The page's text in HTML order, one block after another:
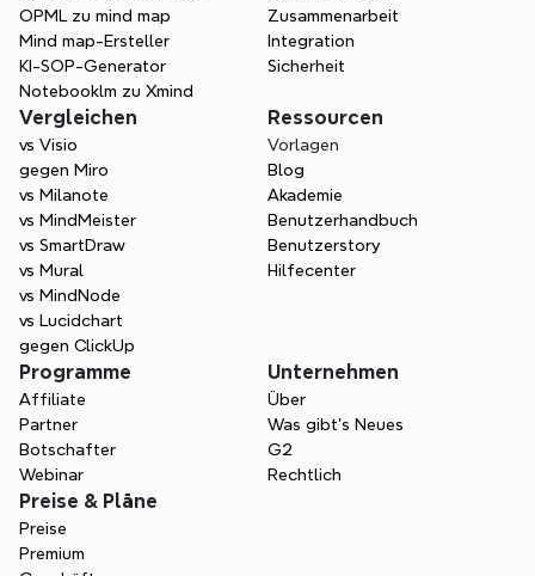
und Verwirrung in kritischen Projekten in ein
gemeinsames Verständnis zu verwandeln.
OPML zu mind map
Mind map-Ersteller
KI-SOP-Generator
Notebooklm zu Xmind
Zusammenarbeit
Integration
Sicherheit
Vergleichen
vs Visio
gegen Miro
vs Milanote
vs MindMeister
vs SmartDraw
vs Mural
vs MindNode
vs Lucidchart
gegen ClickUp
Ressourcen
Vorlagen
Blog
Akademie
Benutzerhandbuch
Benutzerstory
Hilfecenter
Programme
Affiliate
Partner
Botschafter
Webinar
Unternehmen
Über
Was gibt's Neues
G2
Rechtlich
Preise & Pläne
Preise
Premium